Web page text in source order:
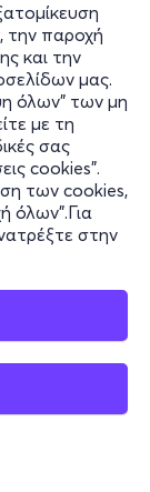
την παροχή
και την
μας.
όλων" των μη
με τη
σας
cookies".
των cookies,
όλων".Για
στην